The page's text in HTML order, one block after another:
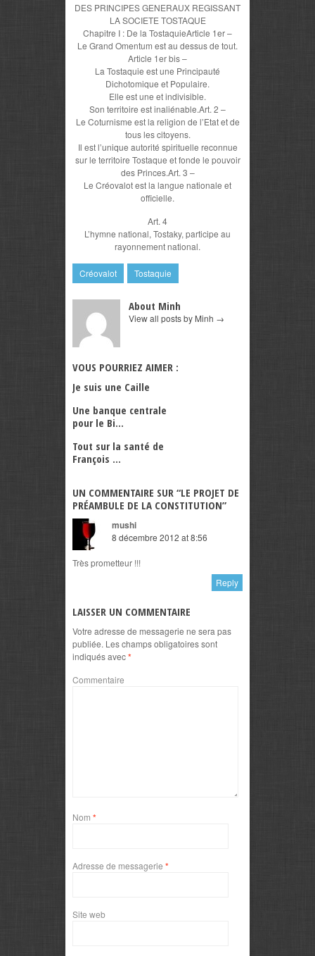
DES PRINCIPES GENERAUX REGISSANT
LA SOCIETE TOSTAQUE
Chapitre I : De la TostaquieArticle 1er –
Le Grand Omentum est au dessus de tout.
Article 1er bis –
La Tostaquie est une Principauté
Dichotomique et Populaire.
Elle est une et indivisible.
Son territoire est inaliénable.Art. 2 –
Le Coturnisme est la religion de l’Etat et de
tous les citoyens.
Il est l’unique autorité spirituelle reconnue
sur le territoire Tostaque et fonde le pouvoir
des Princes.Art. 3 –
Le Créovalot est la langue nationale et
officielle.
Art. 4
L’hymne national, Tostaky, participe au
rayonnement national.
Créovalot Tostaquie
About Minh
View all posts by Minh →
VOUS POURRIEZ AIMER :
Je suis une Caille
Une banque centrale
pour le Bi...
Tout sur la santé de
François ...
UN COMMENTAIRE SUR “LE PROJET DE
PRÉAMBULE DE LA CONSTITUTION”
mushi
8 décembre 2012 at 8:56
Très prometteur !!!
Reply
LAISSER UN COMMENTAIRE
Votre adresse de messagerie ne sera pas
publiée. Les champs obligatoires sont
indiqués avec*
Commentaire
Nom *
Adresse de messagerie *
Site web